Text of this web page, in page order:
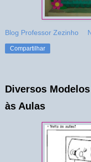
Blog Professor Zezinho
Compartilhar
Diversos
às Aulas